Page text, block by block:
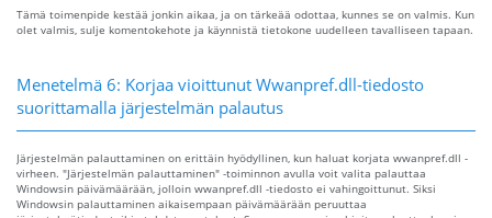
Tämä toimenpide kestää jonkin aikaa, ja on tärkeää odottaa, kunnes se on valmis. Kun
olet valmis, sulje komentokehote ja käynnistä tietokone uudelleen tavalliseen tapaan.
Menetelmä 6: Korjaa vioittunut Wwanpref.dll-tiedosto
suorittamalla järjestelmän palautus
Järjestelmän palauttaminen on erittäin hyödyllinen, kun haluat korjata wwanpref.dll -
virheen. "Järjestelmän palauttaminen" -toiminnon avulla voit valita palauttaa
Windowsin päivämäärään, jolloin wwanpref.dll -tiedosto ei vahingoittunut. Siksi
Windowsin palauttaminen aikaisempaan päivämäärään peruuttaa